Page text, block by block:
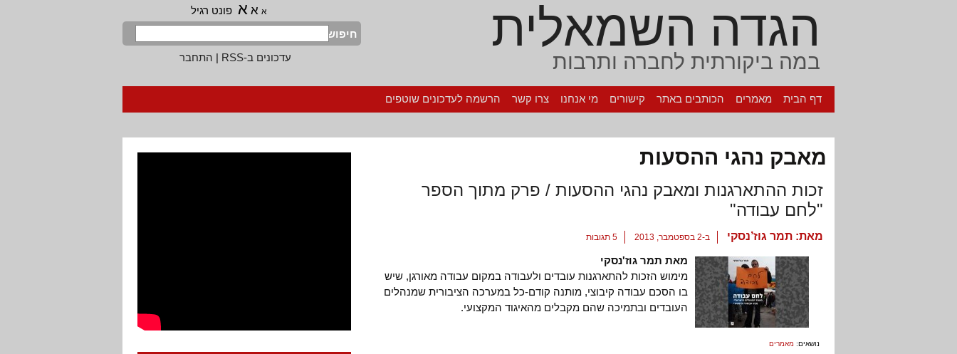
הגדה השמאלית
במה ביקורתית לחברה ותרבות
א א א פונט רגיל
חיפוש
עדכונים ב-RSS
| התחבר
דף הבית מאמרים הכותבים באתר קישורים מי אנחנו צרו קשר הרשמה לעדכונים שוטפים
מאבק נהגי ההסעות
זכות ההתארגנות ומאבק נהגי ההסעות / פרק מתוך הספר
"לחם עבודה"
מאת: תמר גוז’נסקי ב-2 בספטמבר, 2013 5 תגובות
מאת תמר גוז'נסקי
מימוש הזכות להתארגנות עובדים ולעבודה במקום עבודה מאורגן, שיש
בו הסכם עבודה קיבוצי, מותנה קודם-כל במערכה הציבורית שמנהלים
העובדים ובתמיכה שהם מקבלים מהאיגוד המקצועי.
נושאים: מאמרים